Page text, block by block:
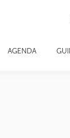
AGENDA